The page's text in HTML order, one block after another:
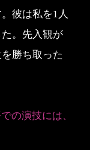
彼は私を1人
。先入観が
勝ち取った
演技には、